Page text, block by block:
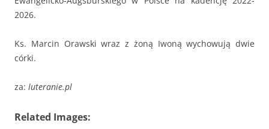
2026.
Ks. Marcin Orawski wraz z żoną Iwoną wychowują dwie
córki.
za: luteranie.pl
Related Images: